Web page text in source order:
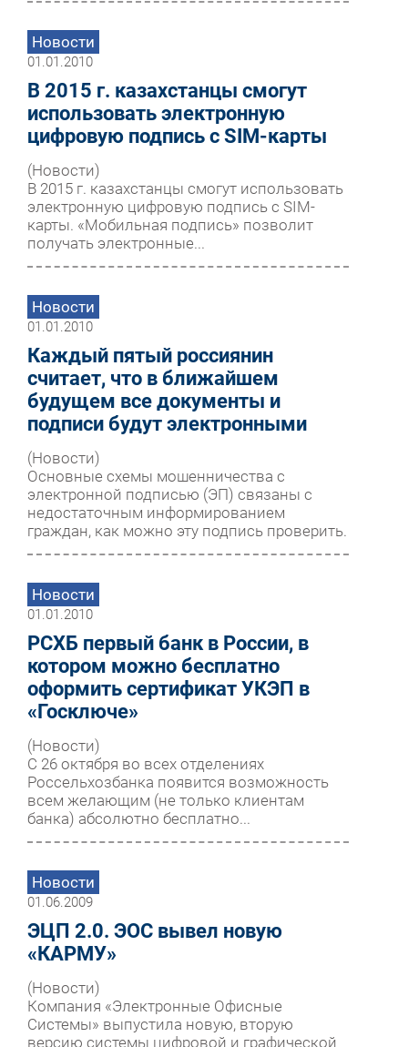
Новости
01.01.2010
В 2015 г. казахстанцы смогут
использовать электронную
цифровую подпись с SIM-карты
(Новости)
В 2015 г. казахстанцы смогут использовать
электронную цифровую подпись с SIM-
карты. «Мобильная подпись» позволит
получать электронные...
Новости
01.01.2010
Каждый пятый россиянин
считает, что в ближайшем
будущем все документы и
подписи будут электронными
(Новости)
Основные схемы мошенничества с
электронной подписью (ЭП) связаны с
недостаточным информированием
граждан, как можно эту подпись проверить.
Новости
01.01.2010
РСХБ первый банк в России, в
котором можно бесплатно
оформить сертификат УКЭП в
«Госключе»
(Новости)
С 26 октября во всех отделениях
Россельхозбанка появится возможность
всем желающим (не только клиентам
банка) абсолютно бесплатно...
Новости
01.06.2009
ЭЦП 2.0. ЭОС вывел новую
«КАРМУ»
(Новости)
Компания «Электронные Офисные
Системы» выпустила новую, вторую
версию системы цифровой и графической